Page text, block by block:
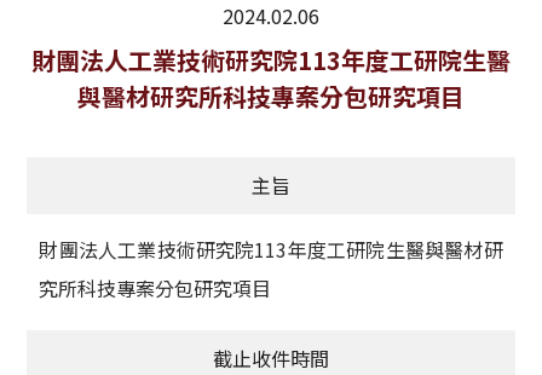
法規修訂
補助獎項
學術榮譽
2024.02.06
最新消息
財團法人工業技術研究院113年度工研院生醫
與醫材研究所科技專案分包研究項目
主旨
財團法人工業技術研究院113年度工研院生醫與醫材研
究所科技專案分包研究項目
截止收件時間